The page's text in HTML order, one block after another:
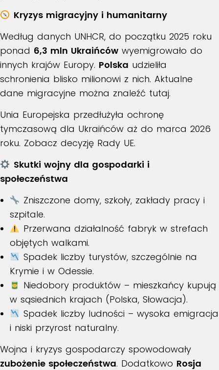
Kryzys migracyjny i humanitarny
Według danych UNHCR, do początku 2025 roku
ponad 6,3 mln Ukraińców wyemigrowało do
innych krajów Europy. Polska udzieliła
schronienia blisko milionowi z nich. Aktualne
dane migracyjne można znaleźć tutaj.
Unia Europejska przedłużyła ochronę
tymczasową dla Ukraińców aż do marca 2026
roku. Zobacz decyzję Rady UE.
Skutki wojny dla gospodarki i
społeczeństwa
Zniszczone domy, szkoły, zakłady pracy i
szpitale.
Przerwana działalność fabryk w strefach
objętych walkami.
Spadek liczby turystów, szczególnie na
Krymie i w Odessie.
Niedobory produktów – mieszkańcy kupują
w sąsiednich krajach (Polska, Słowacja).
Spadek liczby ludności – wysoka emigracja
i niski przyrost naturalny.
Wojna i kryzys gospodarczy spowodowały
zubożenie społeczeństwa. Dodatkowo Rosja